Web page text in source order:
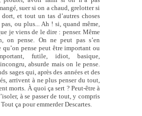
suer si on a chaud, grelotter si
et tout un tas d’autres choses
ou plus... Ah ! si, quand même,
je viens de le dire : penser. Même
on pense. On ne peut pas s’en
qu’on pense peut être important ou
futile, idiot, basique,
absurde mais on le pense.
sages qui, après des années et des
arrivent à ne plus penser du tout,
morts. À quoi ça sert ? Peut-être à
à se passer de tout, y compris
ça pour emmerder Descartes.